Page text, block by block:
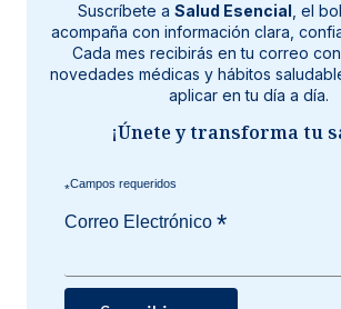
Suscríbete a Salud Esencial, el
acompaña con información clara,
Cada mes recibirás en tu correo
novedades médicas y hábitos
aplicar en tu día a día.
¡Únete y transforma tu
*
Correo Electrónico*